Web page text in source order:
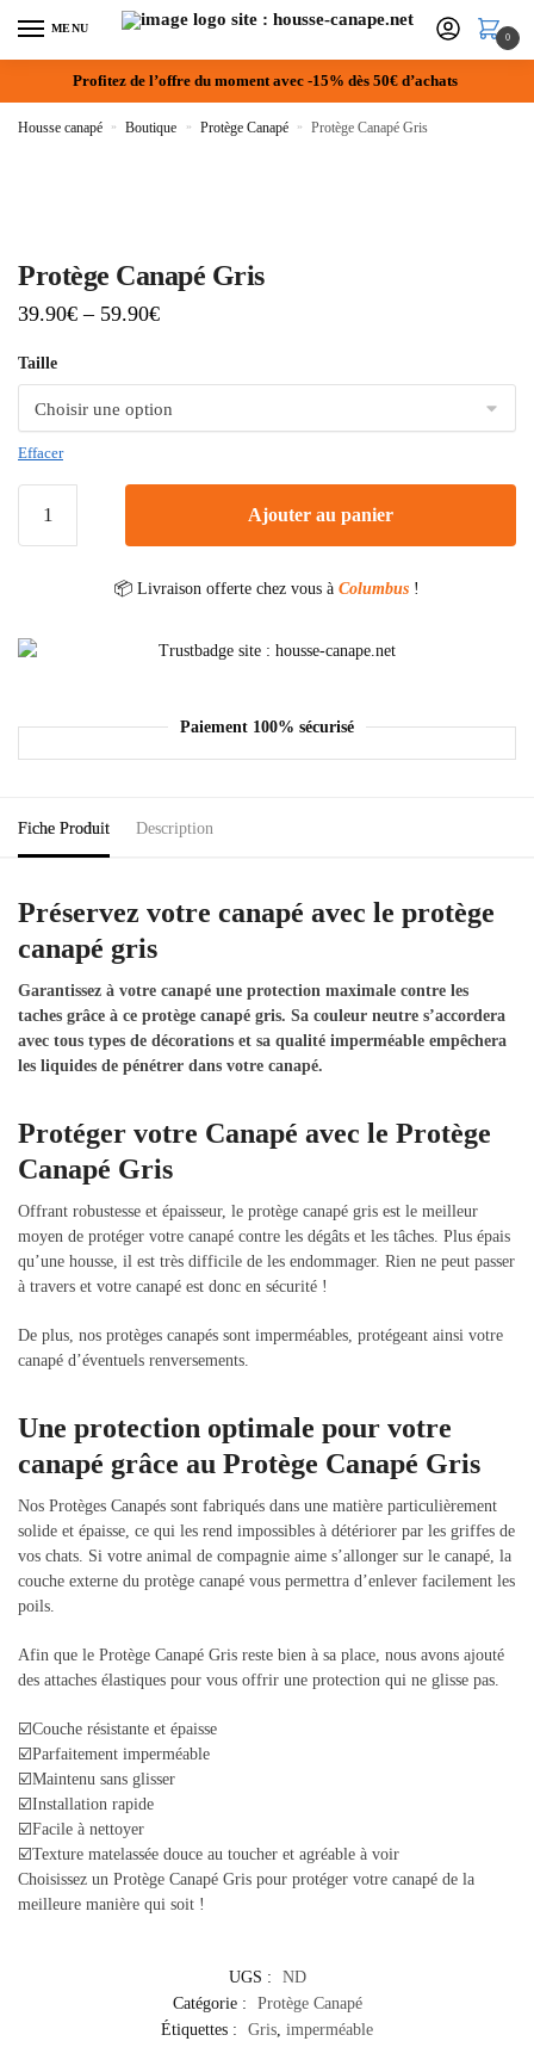
MENU
0
Profitez de l’offre du moment avec -15% dès 50€ d’achats
Housse canapé » Boutique » Protège Canapé » Protège Canapé Gris
Protège Canapé Gris
39.90€ – 59.90€
Taille
Effacer
Ajouter au panier
📦 Livraison offerte chez vous à Columbus !
Paiement 100% sécurisé
Fiche Produit Description
Préservez votre canapé avec le protège
canapé gris
Garantissez à votre canapé une protection maximale contre les
taches grâce à ce protège canapé gris. Sa couleur neutre s’accordera
avec tous types de décorations et sa qualité imperméable empêchera
les liquides de pénétrer dans votre canapé.
Protéger votre Canapé avec le Protège
Canapé Gris
Offrant robustesse et épaisseur, le protège canapé gris est le meilleur
moyen de protéger votre canapé contre les dégâts et les tâches. Plus épais
qu’une housse, il est très difficile de les endommager. Rien ne peut passer
à travers et votre canapé est donc en sécurité !
De plus, nos protèges canapés sont imperméables, protégeant ainsi votre
canapé d’éventuels renversements.
Une protection optimale pour votre
canapé grâce au Protège Canapé Gris
Nos Protèges Canapés sont fabriqués dans une matière particulièrement
solide et épaisse, ce qui les rend impossibles à détériorer par les griffes de
vos chats. Si votre animal de compagnie aime s’allonger sur le canapé, la
couche externe du protège canapé vous permettra d’enlever facilement les
poils.
Afin que le Protège Canapé Gris reste bien à sa place, nous avons ajouté
des attaches élastiques pour vous offrir une protection qui ne glisse pas.
☑️Couche résistante et épaisse
☑️Parfaitement imperméable
☑️Maintenu sans glisser
☑️Installation rapide
☑️Facile à nettoyer
☑️Texture matelassée douce au toucher et agréable à voir
Choisissez un Protège Canapé Gris pour protéger votre canapé de la
meilleure manière qui soit !
UGS :
ND
Catégorie :
Protège Canapé
Étiquettes :
Gris imperméable